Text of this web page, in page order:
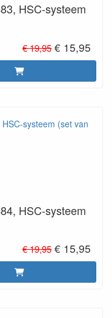
HSC-systeem
€ 19,95 € 15,95
HSC-systeem
€ 19,95 € 15,95